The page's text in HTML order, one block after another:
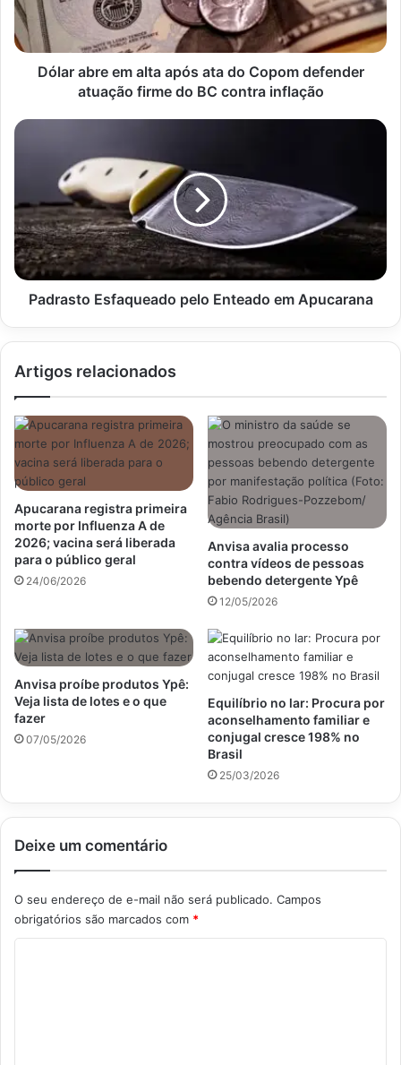
do
Copom
defender
atuação
BC
Dólar abre em alta após ata do Copom defender
atuação firme do BC contra inflação
Padrasto
Enteado
em
Apucarana
Padrasto Esfaqueado pelo Enteado em Apucarana
Artigos relacionados
Apucarana registra primeira
morte por Influenza A de
2026; vacina será liberada
para o público geral
24/06/2026
Anvisa avalia processo
contra vídeos de pessoas
bebendo detergente Ypê
12/05/2026
Anvisa proíbe produtos Ypê:
Veja lista de lotes e o que
fazer
07/05/2026
Equilíbrio no lar: Procura por
aconselhamento familiar e
conjugal cresce 198% no
Brasil
25/03/2026
Deixe um comentário
O seu endereço de e-mail não será publicado. Campos
obrigatórios são marcados com *